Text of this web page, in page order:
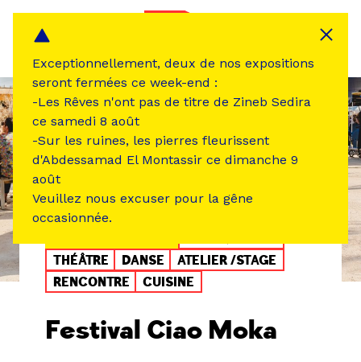
THÉÂTRE
DANSE
ATELIER /STAGE
RENCONTRE
CUISINE
Festival Ciao Moka
Exceptionnellement, deux de nos expositions
seront fermées ce week-end :
-Les Rêves n'ont pas de titre de Zineb Sedira
ce samedi 8 août
-Sur les ruines, les pierres fleurissent
d'Abdessamad El Montassir ce dimanche 9
août
Veuillez nous excuser pour la gêne
occasionnée.
Panneau de gestion des cookies